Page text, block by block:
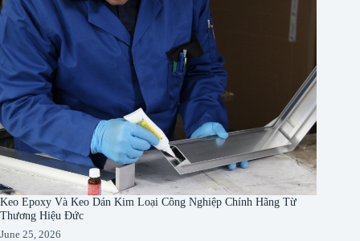
Keo Epoxy Và Keo Dán Kim Loại Công Nghiệp Chính Hãng Từ
Thương Hiệu Đức
June 25, 2026